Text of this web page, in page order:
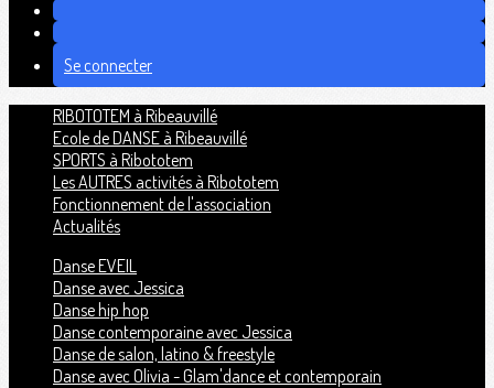
Se connecter
RIBOTOTEM à Ribeauvillé
Ecole de DANSE à Ribeauvillé
SPORTS à Ribototem
Les AUTRES activités à Ribototem
Fonctionnement de l'association
Actualités
Danse EVEIL
Danse avec Jessica
Danse hip hop
Danse contemporaine avec Jessica
Danse de salon, latino & freestyle
Danse avec Olivia - Glam'dance et contemporain